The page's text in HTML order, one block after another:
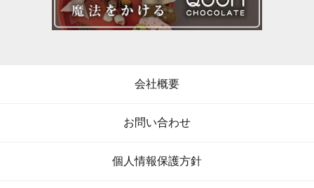
会社概要
お問い合わせ
個人情報保護方針